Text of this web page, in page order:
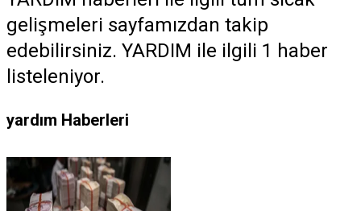
gelişmeleri sayfamızdan takip
edebilirsiniz. YARDIM ile ilgili 1 haber
listeleniyor.
yardım Haberleri